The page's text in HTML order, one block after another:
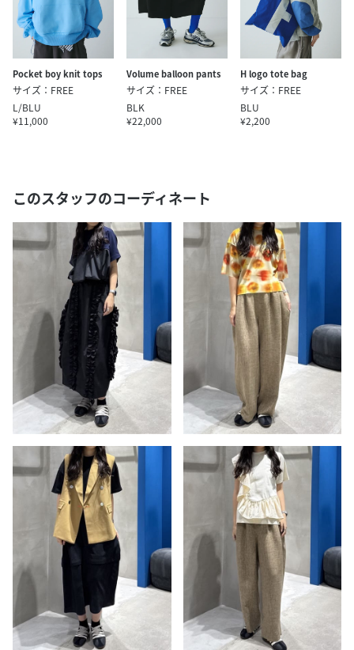
Pocket boy knit tops
サイズ：FREE
L/BLU
¥11,000
Volume balloon pants
サイズ：FREE
BLK
¥22,000
H logo tote bag
サイズ：FREE
BLU
¥2,200
このスタッフのコーディネート